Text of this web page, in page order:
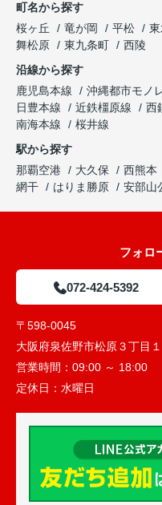
町名から探す
桜ヶ丘
竜が岡 平松
舞松原
東九条町
西陵
沿線から探す
鹿児島本線
沖縄都市モノ
日豊本線
近鉄橿原線 西
南海本線
桜井線
駅から探す
那覇空港
大久保 西熊本
網干
はりま勝原 安部山
フォロ
072-424-5392
〒598-0045
大阪府泉佐野市松原３丁目
営業時間： 09:00 ～ 18:00
定休日： 水曜日